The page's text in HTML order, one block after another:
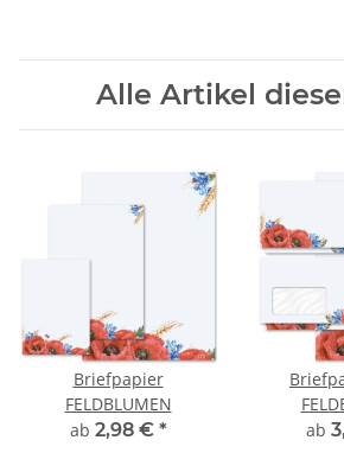
Alle Artikel
Briefpapier
FELDBLUMEN
ab 2,98 € *
ab